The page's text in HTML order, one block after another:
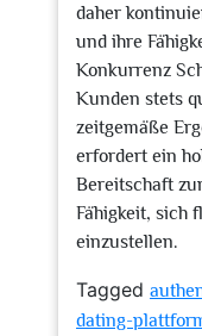
daher
und ihre
Konkurrenz
Kunden stets
zeitgemäße
erfordert ein
Bereitschaft
Fähigkeit, sich
einzustellen.
Tagged
dating-